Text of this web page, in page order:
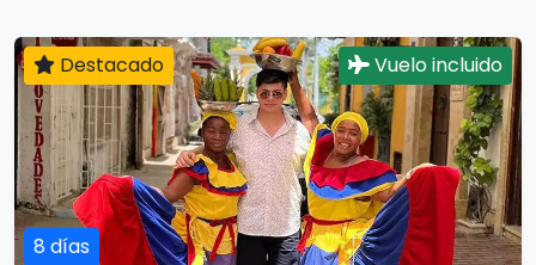
8 días
Destacado Vuelo incluido